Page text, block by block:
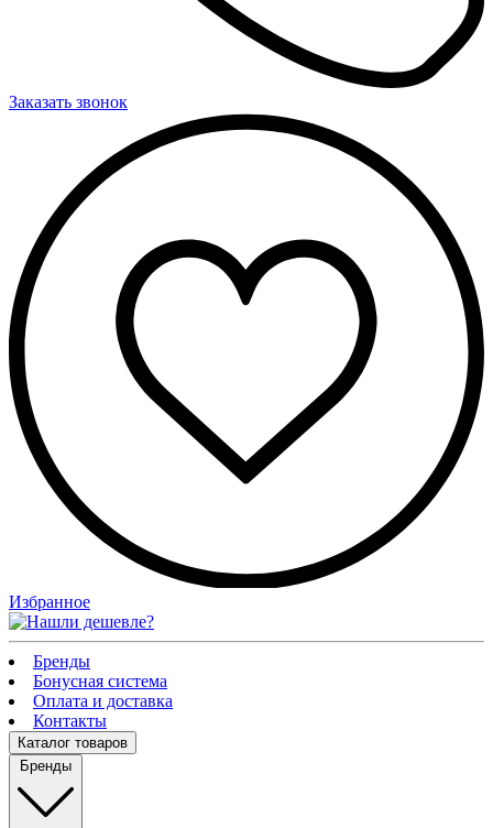
Заказать звонок
Избранное
Бренды
Бонусная система
Оплата и доставка
Контакты
Каталог товаров
Бренды